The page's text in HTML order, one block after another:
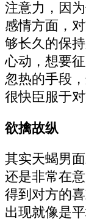
注意力，因
感情方面，
够长久的保
心动，想要
忽热的手段
很快臣服于
欲擒故纵
其实天蝎男
还是非常在
得到对方的
出现就像是